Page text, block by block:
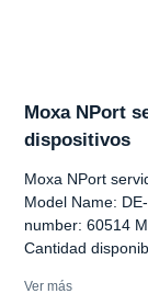
Moxa NPort
dispositivos
Moxa NPort
Model Name:
number: 60514
Cantidad
Ver más